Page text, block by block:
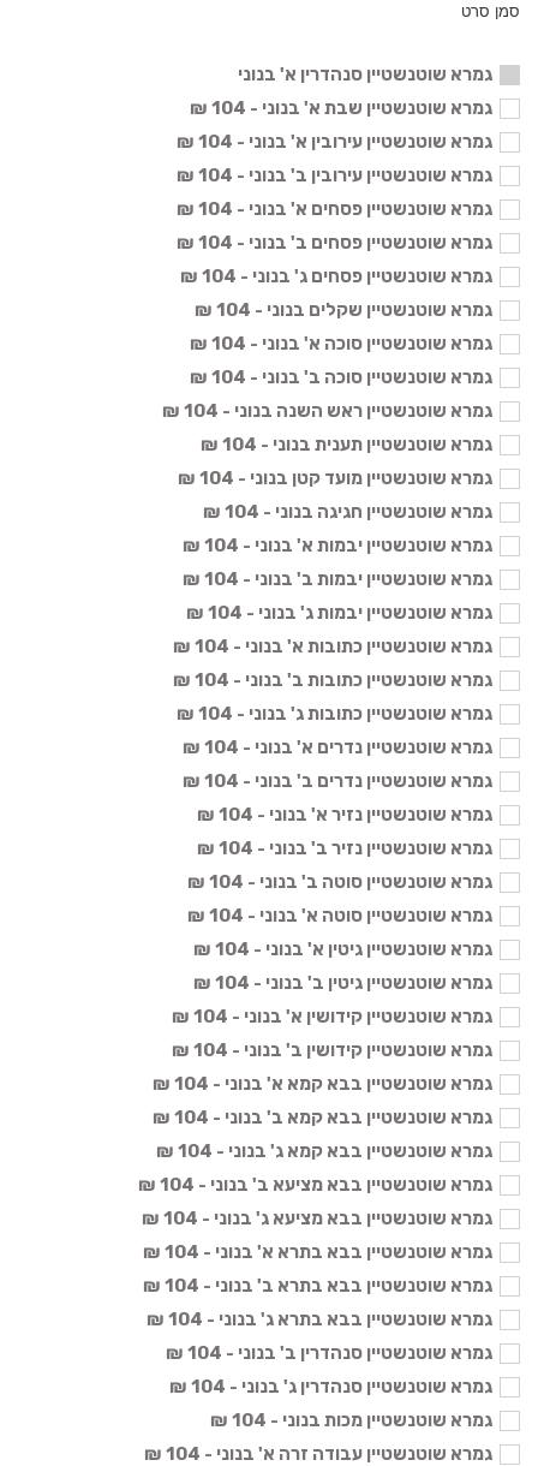
סמן סרט
גמרא שוטנשטיין סנהדרין א' בנוני
גמרא שוטנשטיין שבת א' בנוני - 104 ₪
גמרא שוטנשטיין עירובין א' בנוני - 104 ₪
גמרא שוטנשטיין עירובין ב' בנוני - 104 ₪
גמרא שוטנשטיין פסחים א' בנוני - 104 ₪
גמרא שוטנשטיין פסחים ב' בנוני - 104 ₪
גמרא שוטנשטיין פסחים ג' בנוני - 104 ₪
גמרא שוטנשטיין שקלים בנוני - 104 ₪
גמרא שוטנשטיין סוכה א' בנוני - 104 ₪
גמרא שוטנשטיין סוכה ב' בנוני - 104 ₪
גמרא שוטנשטיין ראש השנה בנוני - 104 ₪
גמרא שוטנשטיין תענית בנוני - 104 ₪
גמרא שוטנשטיין מועד קטן בנוני - 104 ₪
גמרא שוטנשטיין חגיגה בנוני - 104 ₪
גמרא שוטנשטיין יבמות א' בנוני - 104 ₪
גמרא שוטנשטיין יבמות ב' בנוני - 104 ₪
גמרא שוטנשטיין יבמות ג' בנוני - 104 ₪
גמרא שוטנשטיין כתובות א' בנוני - 104 ₪
גמרא שוטנשטיין כתובות ב' בנוני - 104 ₪
גמרא שוטנשטיין כתובות ג' בנוני - 104 ₪
גמרא שוטנשטיין נדרים א' בנוני - 104 ₪
גמרא שוטנשטיין נדרים ב' בנוני - 104 ₪
גמרא שוטנשטיין נזיר א' בנוני - 104 ₪
גמרא שוטנשטיין נזיר ב' בנוני - 104 ₪
גמרא שוטנשטיין סוטה ב' בנוני - 104 ₪
גמרא שוטנשטיין סוטה א' בנוני - 104 ₪
גמרא שוטנשטיין גיטין א' בנוני - 104 ₪
גמרא שוטנשטיין גיטין ב' בנוני - 104 ₪
גמרא שוטנשטיין קידושין א' בנוני - 104 ₪
גמרא שוטנשטיין קידושין ב' בנוני - 104 ₪
גמרא שוטנשטיין בבא קמא א' בנוני - 104 ₪
גמרא שוטנשטיין בבא קמא ב' בנוני - 104 ₪
גמרא שוטנשטיין בבא קמא ג' בנוני - 104 ₪
גמרא שוטנשטיין בבא מציעא ב' בנוני - 104 ₪
גמרא שוטנשטיין בבא מציעא ג' בנוני - 104 ₪
גמרא שוטנשטיין בבא בתרא א' בנוני - 104 ₪
גמרא שוטנשטיין בבא בתרא ב' בנוני - 104 ₪
גמרא שוטנשטיין בבא בתרא ג' בנוני - 104 ₪
גמרא שוטנשטיין סנהדרין ב' בנוני - 104 ₪
גמרא שוטנשטיין סנהדרין ג' בנוני - 104 ₪
גמרא שוטנשטיין מכות בנוני - 104 ₪
גמרא שוטנשטיין עבודה זרה א' בנוני - 104 ₪